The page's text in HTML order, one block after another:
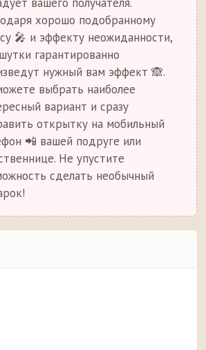
хорошо подобранному
🎤 и эффекту неожиданности,
гарантированно
нужный вам эффект 🙈.
выбрать наиболее
вариант и сразу
открытку на мобильный
📲 вашей подруге или
Не упустите
сделать необычный